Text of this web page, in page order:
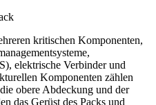
kritischen Komponenten,
elektrische Verbinder und
Komponenten zählen
obere Abdeckung und der
das Gerüst des Packs und